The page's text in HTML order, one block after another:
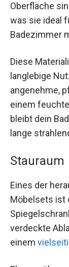
Oberfläche
was sie ideal
Badezimmer
Diese
langlebige
angenehme,
einem
bleibt dein
lange
Stauraum
Eines der
Möbelsets ist
verdeckte
einem